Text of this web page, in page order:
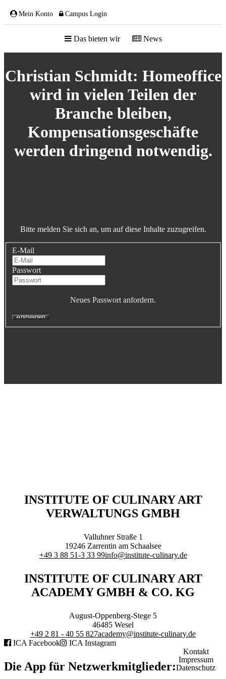
Mein Konto Campus Login
Das bieten wir News
ÜBER UNS
Gremien
Mitglieder
Partnerschaften
Industrie
Retailgastronomie
Mobilitygastronomie
Eventgastronomie
Caregastronomie
Educationgastronomie
Marken- & Systemgastronomie
STIFTUNG
Stipendium
Spenden
MEDIATHEK
Christian Schmidt: Homeoffice
wird in vielen Teilen der
Branche bleiben,
Kompensationsgeschäfte
werden dringend notwendig.
Bitte melden Sie sich an, um auf diese Inhalte zuzugreifen.
E-Mail
Passwort
Neues Passwort anfordern.
INSTITUTE OF CULINARY ART
VERWALTUNGS GMBH
Valluhner Straße 1
19246 Zarrentin am Schaalsee
+49 3 88 51-3 33 99info@institute-culinary.de
INSTITUTE OF CULINARY ART
ACADEMY GMBH & CO. KG
August-Oppenberg-Stege 5
46485 Wesel
+49 2 81 - 40 55 827academy@institute-culinary.de
ICA Facebook
ICA Instagram
Die App für Netzwerkmitglieder:
Kontakt
Impressum
Datenschutz